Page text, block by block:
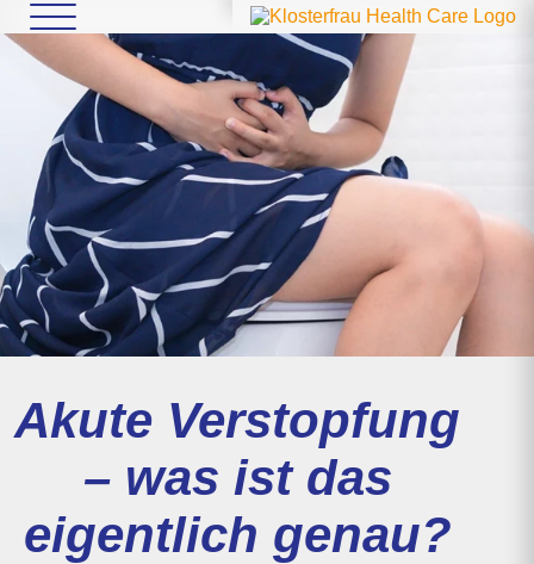
Akute Verstopfung
– was ist das
eigentlich genau?